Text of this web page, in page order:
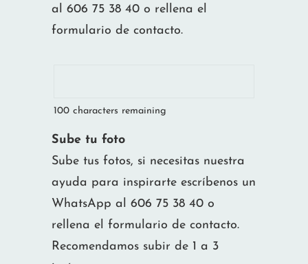
al 606 75 38 40 o rellena el
formulario de contacto.
100 characters remaining
Sube tu foto
Sube tus fotos, si necesitas nuestra
ayuda para inspirarte escríbenos un
WhatsApp al 606 75 38 40 o
rellena el formulario de contacto.
Recomendamos subir de 1 a 3